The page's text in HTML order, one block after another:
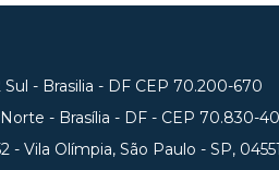
- Brasilia - DF CEP 70.200-670
- Brasília - DF - CEP 70.830-
- Vila Olímpia, São Paulo - SP,